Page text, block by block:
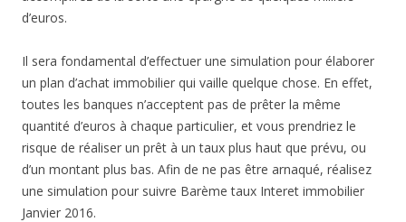
d’euros.
Il sera fondamental d’effectuer une simulation pour élaborer
un plan d’achat immobilier qui vaille quelque chose. En effet,
toutes les banques n’acceptent pas de prêter la même
quantité d’euros à chaque particulier, et vous prendriez le
risque de réaliser un prêt à un taux plus haut que prévu, ou
d’un montant plus bas. Afin de ne pas être arnaqué, réalisez
une simulation pour suivre Barème taux Interet immobilier
Janvier 2016.